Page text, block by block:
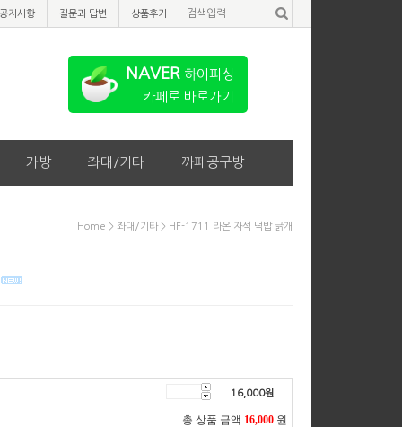
공지사항 질문과 답변 상품후기
가방 좌대/기타 까페공구방
NAVER 하이피싱
카페로 바로가기
Home > 좌대/기타> HF-1711 라온 자석 떡밥 긁개
16,000원
총 상품 금액 16,000 원